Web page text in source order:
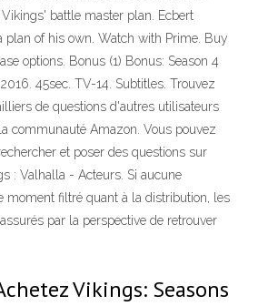
battle master plan. Ecbert
plan of his own. Watch with Prime. Buy
options. Bonus (1) Bonus: Season 4
45sec. TV-14. Subtitles. Trouvez
de questions d'autres utilisateurs
communauté Amazon. Vous pouvez
et poser des questions sur
: Valhalla - Acteurs. Si aucune
moment filtré quant à la distribution, les
par la perspective de retrouver
Vikings: Seasons